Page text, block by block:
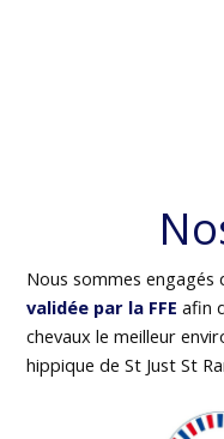
Nous sommes engagés
validée par la FFE afin
chevaux le meilleur
hippique de St Just St